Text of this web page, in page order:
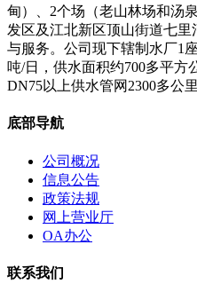
甸）、2个场（老山林场和汤
发区及江北新区顶山街道七
与服务。公司现下辖制水厂1
吨/日，供水面积约700多平方
DN75以上供水管网2300多公
底部导航
公司概况
信息公告
政策法规
网上营业厅
OA办公
联系我们